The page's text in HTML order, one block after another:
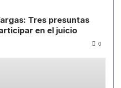
Tres presuntas
en el juicio
0